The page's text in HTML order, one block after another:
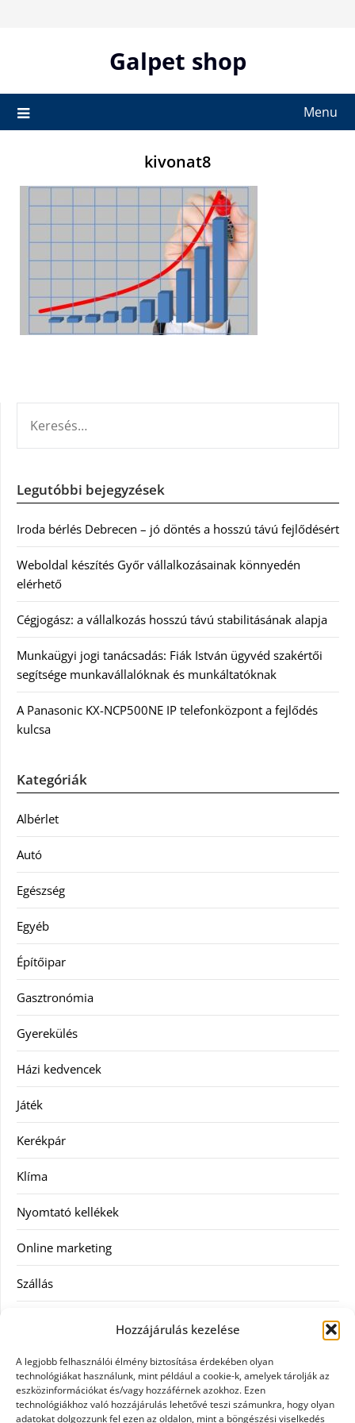
Hozzájárulás kezelése
A legjobb felhasználói élmény biztosítása érdekében olyan
technológiákat használunk, mint például a cookie-k, amelyek tárolják az
eszközinformációkat és/vagy hozzáférnek azokhoz. Ezen
technológiákhoz való hozzájárulás lehetővé teszi számunkra, hogy olyan
adatokat dolgozzunk fel ezen az oldalon, mint a böngészési viselkedés
Galpet shop
Menu
kivonat8
Legutóbbi bejegyzések
Iroda bérlés Debrecen – jó döntés a hosszú távú fejlődésért
Weboldal készítés Győr vállalkozásainak könnyedén
elérhető
Cégjogász: a vállalkozás hosszú távú stabilitásának alapja
Munkaügyi jogi tanácsadás: Fiák István ügyvéd szakértői
segítsége munkavállalóknak és munkáltatóknak
A Panasonic KX-NCP500NE IP telefonközpont a fejlődés
kulcsa
Kategóriák
Albérlet
Autó
Egészség
Egyéb
Építőipar
Gasztronómia
Gyerekülés
Házi kedvencek
Játék
Kerékpár
Klíma
Nyomtató kellékek
Online marketing
Szállás
Szellőztető
Szolgáltatás